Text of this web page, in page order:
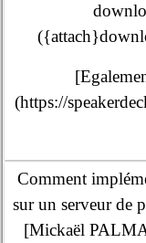
(https://
Comment
sur un serveur de
[Mickaël